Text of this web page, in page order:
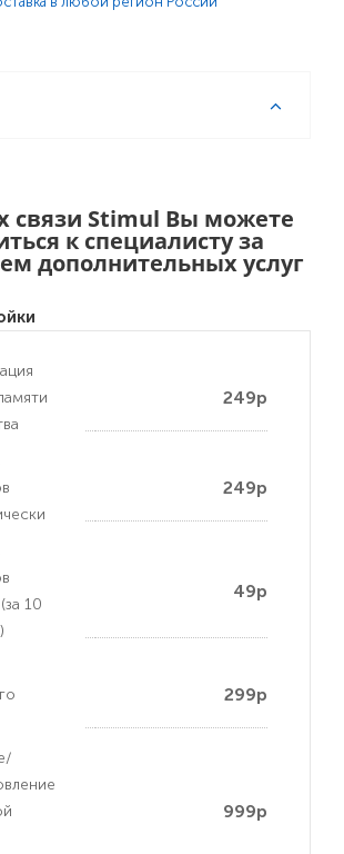
связи Stimul Вы можете
к специалисту за
дополнительных услуг
249р
249р
10
49р
299р
999р